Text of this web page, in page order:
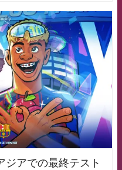
Barcelona badge
ジアでの最終テスト